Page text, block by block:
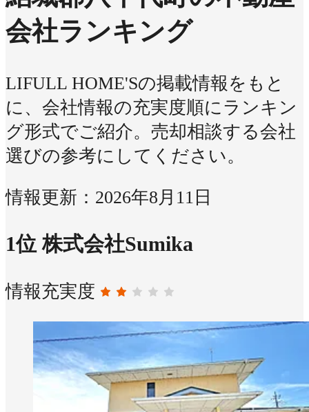
会社ランキング
LIFULL HOME'Sの掲載情報をもと
に、会社情報の充実度順にランキン
グ形式でご紹介。売却相談する会社
選びの参考にしてください。
情報更新：2026年8月11日
1位株式会社Sumika
情報充実度